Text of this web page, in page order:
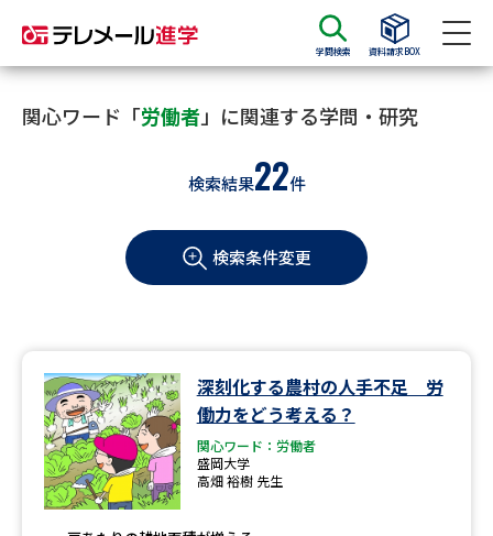
学問検索 資料請求BOX
資料請求 資料検索
大学・短大の資料種類から請求
学部・学科パンフ
過去問題集
大学・短大以外の資料から請求
専門学校の資料請求 大学院の資料請求
関心ワード「労働者」に関連する学問・研究
検索結果22件
検索条件変更
深刻化する農村の人手不足 労
働力をどう考える？
関心ワード：労働者
盛岡大学
高畑 裕樹 先生